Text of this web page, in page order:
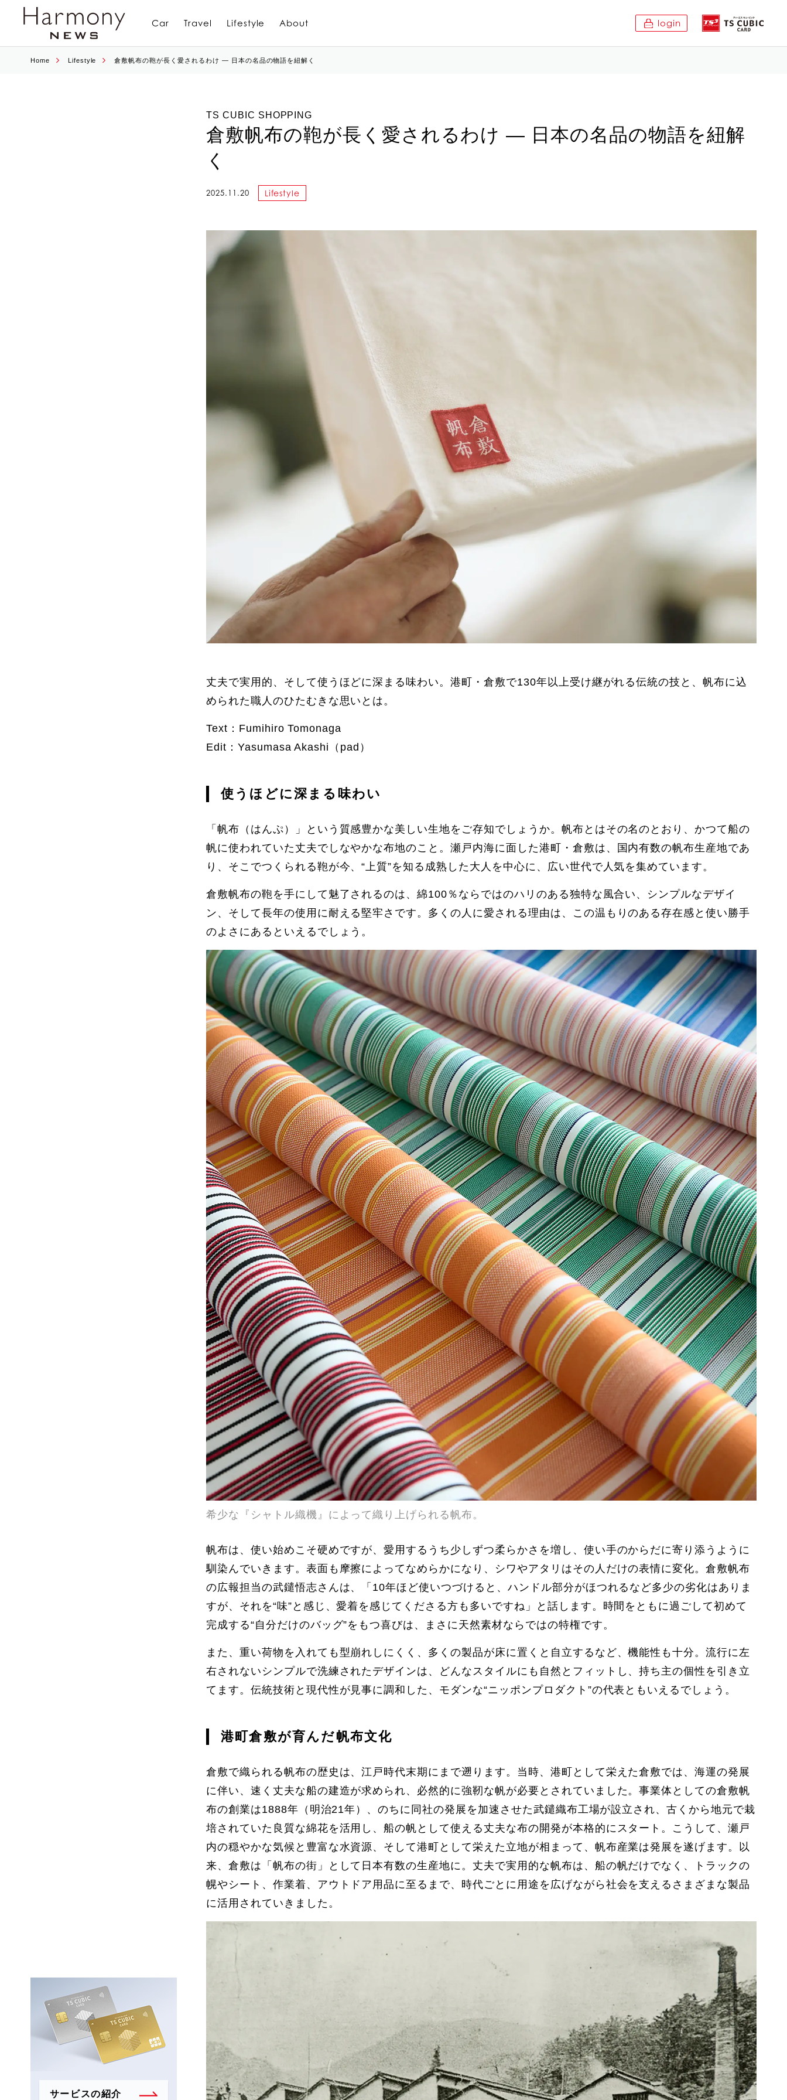
Car Travel Lifestyle About login
Home Lifestyle 倉敷帆布の鞄が長く愛されるわけ ― 日本の名品の物語を紐解く
サービスの紹介
TS CUBIC SHOPPING
倉敷帆布の鞄が長く愛されるわけ ― 日本の名品の物語を紐解
く
2025.11.20 Lifestyle
丈夫で実用的、そして使うほどに深まる味わい。港町・倉敷で130年以上受け継がれる伝統の技と、帆布に込
められた職人のひたむきな思いとは。
Text：Fumihiro Tomonaga
Edit：Yasumasa Akashi（pad）
使うほどに深まる味わい
「帆布（はんぷ）」という質感豊かな美しい生地をご存知でしょうか。帆布とはその名のとおり、かつて船の
帆に使われていた丈夫でしなやかな布地のこと。瀬戸内海に面した港町・倉敷は、国内有数の帆布生産地であ
り、そこでつくられる鞄が今、“上質”を知る成熟した大人を中心に、広い世代で人気を集めています。
倉敷帆布の鞄を手にして魅了されるのは、綿100％ならではのハリのある独特な風合い、シンプルなデザイ
ン、そして長年の使用に耐える堅牢さです。多くの人に愛される理由は、この温もりのある存在感と使い勝手
のよさにあるといえるでしょう。
希少な『シャトル織機』によって織り上げられる帆布。
帆布は、使い始めこそ硬めですが、愛用するうち少しずつ柔らかさを増し、使い手のからだに寄り添うように
馴染んでいきます。表面も摩擦によってなめらかになり、シワやアタリはその人だけの表情に変化。倉敷帆布
の広報担当の武鑓悟志さんは、「10年ほど使いつづけると、ハンドル部分がほつれるなど多少の劣化はありま
すが、それを“味”と感じ、愛着を感じてくださる方も多いですね」と話します。時間をともに過ごして初めて
完成する“自分だけのバッグ”をもつ喜びは、まさに天然素材ならではの特権です。
また、重い荷物を入れても型崩れしにくく、多くの製品が床に置くと自立するなど、機能性も十分。流行に左
右されないシンプルで洗練されたデザインは、どんなスタイルにも自然とフィットし、持ち主の個性を引き立
てます。伝統技術と現代性が見事に調和した、モダンな“ニッポンプロダクト”の代表ともいえるでしょう。
港町倉敷が育んだ帆布文化
倉敷で織られる帆布の歴史は、江戸時代末期にまで遡ります。当時、港町として栄えた倉敷では、海運の発展
に伴い、速く丈夫な船の建造が求められ、必然的に強靭な帆が必要とされていました。事業体としての倉敷帆
布の創業は1888年（明治21年）、のちに同社の発展を加速させた武鑓織布工場が設立され、古くから地元で栽
培されていた良質な綿花を活用し、船の帆として使える丈夫な布の開発が本格的にスタート。こうして、瀬戸
内の穏やかな気候と豊富な水資源、そして港町として栄えた立地が相まって、帆布産業は発展を遂げます。以
来、倉敷は「帆布の街」として日本有数の生産地に。丈夫で実用的な帆布は、船の帆だけでなく、トラックの
幌やシート、作業着、アウトドア用品に至るまで、時代ごとに用途を広げながら社会を支えるさまざまな製品
に活用されていきました。